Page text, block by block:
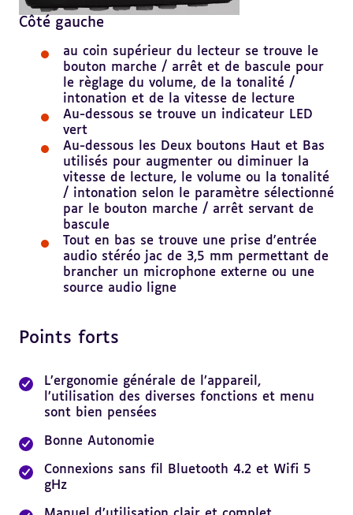
Côté gauche
au coin supérieur du lecteur se trouve le
bouton marche / arrêt et de bascule pour
le règlage du volume, de la tonalité /
intonation et de la vitesse de lecture
Au-dessous se trouve un indicateur LED
vert
Au-dessous les Deux boutons Haut et Bas
utilisés pour augmenter ou diminuer la
vitesse de lecture, le volume ou la tonalité
/ intonation selon le paramètre sélectionné
par le bouton marche / arrêt servant de
bascule
Tout en bas se trouve une prise d'entrée
audio stéréo jac de 3,5 mm permettant de
brancher un microphone externe ou une
source audio ligne
Points forts
L’ergonomie générale de l’appareil,
l’utilisation des diverses fonctions et menu
sont bien pensées
Bonne Autonomie
Connexions sans fil Bluetooth 4.2 et Wifi 5
gHz
Revenir